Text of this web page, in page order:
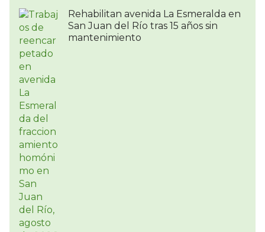
Rehabilitan avenida La Esmeralda en
San Juan del Río tras 15 años sin
mantenimiento